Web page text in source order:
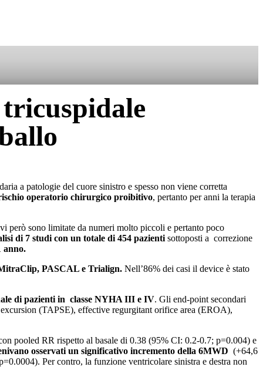
a patologie del cuore sinistro e spesso non viene corretta
operatorio chirurgico proibitivo, pertanto per anni la terapia
però sono limitate da numeri molto piccoli e pertanto poco
di 7 studi con un totale di 454 pazienti sottoposti a correzione
anno.
PASCAL e Trialign. Nell’86% dei casi il device è stato
di pazienti in classe NYHA III e IV. Gli end-point secondari
(TAPSE), effective regurgitant orifice area (EROA),
pooled RR rispetto al basale di 0.38 (95% CI: 0.2-0.7; p=0.004) e
osservati un significativo incremento della 6MWD (+64,6
Per contro, la funzione ventricolare sinistra e destra non